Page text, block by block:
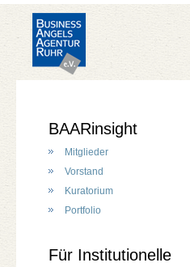
BAARinsight
Mitglieder
Vorstand
Kuratorium
Portfolio
Für Institutionelle